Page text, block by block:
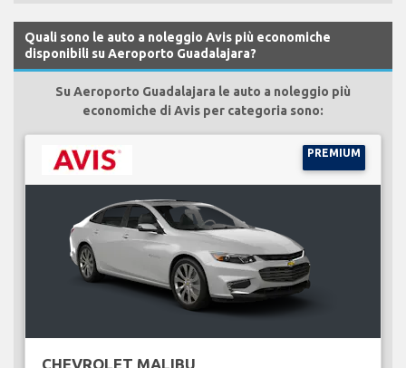
Quali sono le auto a noleggio Avis più economiche
disponibili su Aeroporto Guadalajara?
Su Aeroporto Guadalajara le auto a noleggio più
economiche di Avis per categoria sono:
PREMIUM
CHEVROLET MALIBU